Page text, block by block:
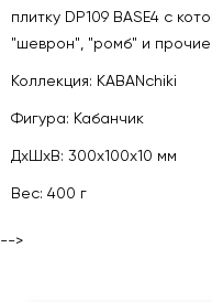
плитку DP109 BASE4 с
"шеврон", "ромб" и
Коллекция: KABANchiki
Фигура: Кабанчик
ДxШxВ: 300x100x10 мм
Вес: 400 г
-->